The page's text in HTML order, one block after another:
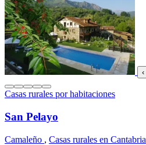
‹
Casas rurales por habitaciones
San Pelayo
Camaleño , Casas rurales en Cantabria